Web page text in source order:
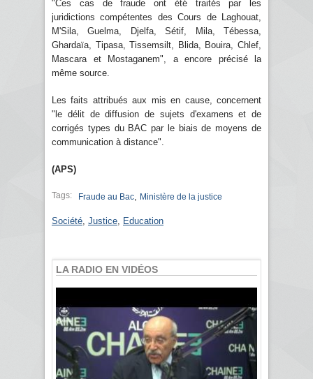
"Ces cas de fraude ont été traités par les
juridictions compétentes des Cours de Laghouat,
M'Sila, Guelma, Djelfa, Sétif, Mila, Tébessa,
Ghardaïa, Tipasa, Tissemsilt, Blida, Bouira, Chlef,
Mascara et Mostaganem", a encore précisé la
même source.
Les faits attribués aux mis en cause, concernent
"le délit de diffusion de sujets d'examens et de
corrigés types du BAC par le biais de moyens de
communication à distance".
(APS)
Tags: Fraude au Bac Ministère de la justice
Société Justice Education
LA RADIO EN VIDÉOS